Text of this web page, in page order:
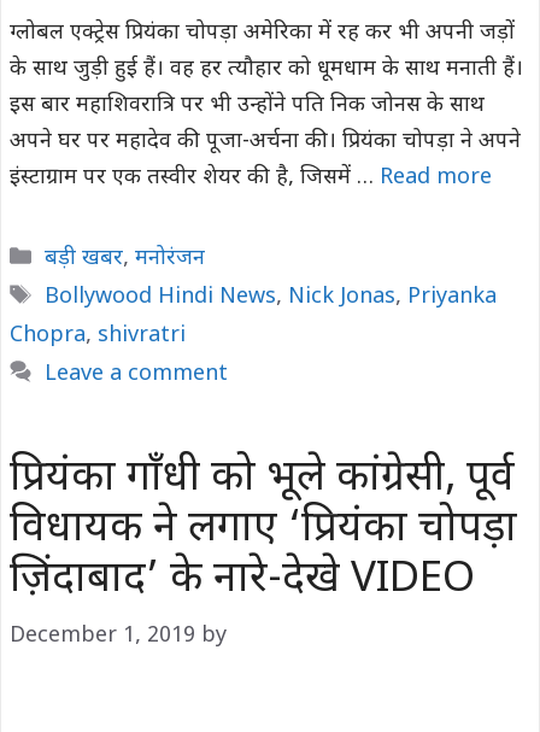
ग्लोबल एक्ट्रेस प्रियंका चोपड़ा अमेरिका में रह कर भी अपनी जड़ों
के साथ जुड़ी हुई हैं। वह हर त्यौहार को धूमधाम के साथ मनाती हैं।
इस बार महाशिवरात्रि पर भी उन्होंने पति निक जोनस के साथ
अपने घर पर महादेव की पूजा-अर्चना की। प्रियंका चोपड़ा ने अपने
इंस्टाग्राम पर एक तस्वीर शेयर की है, जिसमें … Read more
Categories
बड़ी खबर, मनोरंजन
Tags
Bollywood Hindi News, Nick Jonas, Priyanka
Chopra, shivratri
Leave a comment
प्रियंका गाँधी को भूले कांग्रेसी, पूर्व
विधायक ने लगाए ‘प्रियंका चोपड़ा
ज़िंदाबाद’ के नारे-देखे VIDEO
December 1, 2019 by